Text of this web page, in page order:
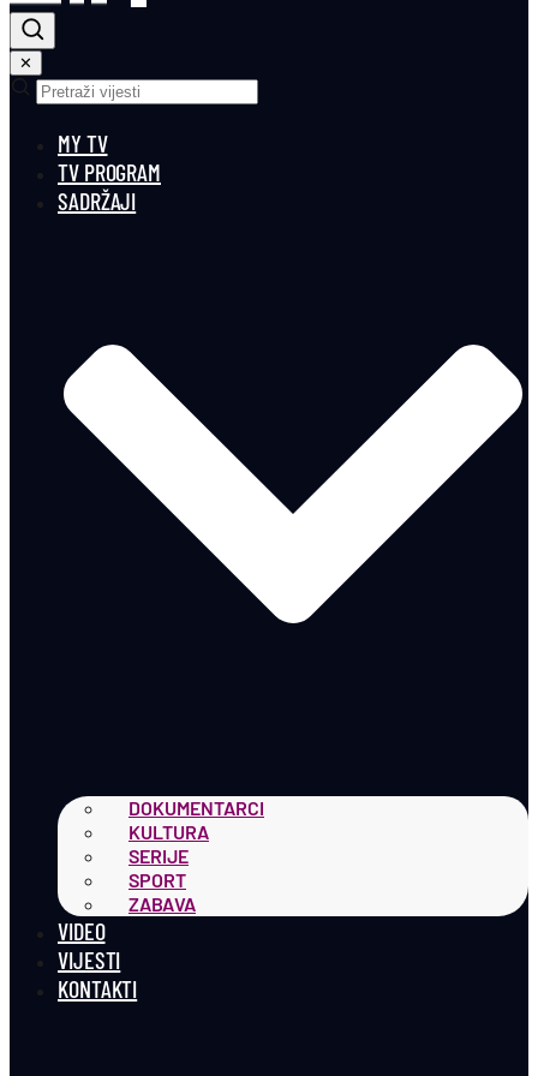
✕
MY TV
TV PROGRAM
SADRŽAJI
DOKUMENTARCI
KULTURA
SERIJE
SPORT
ZABAVA
VIDEO
VIJESTI
KONTAKTI